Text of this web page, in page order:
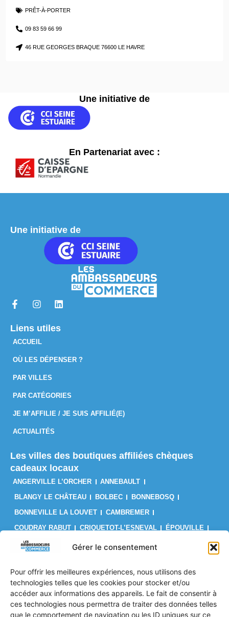
Gérer le consentement
Pour offrir les meilleures expériences, nous utilisons des
technologies telles que les cookies pour stocker et/ou
accéder aux informations des appareils. Le fait de consentir à
ces technologies nous permettra de traiter des données telles
que le comportement de navigation ou les ID uniques sur ce
PRÊT-À-PORTER
09 83 59 66 99
46 RUE GEORGES BRAQUE 76600 LE HAVRE
Une initiative de
En Partenariat avec :
Une initiative de
Liens utiles
ACCUEIL
OÙ LES DÉPENSER ?
PAR VILLES
PAR CATÉGORIES
JE M’AFFILIE / JE SUIS AFFILIÉ(E)
ACTUALITÉS
Les villes des boutiques affiliées chèques
cadeaux locaux
ANGERVILLE L’ORCHER
ANNEBAULT
BLANGY LE CHÂTEAU
BOLBEC
BONNEBOSQ
BONNEVILLE LA LOUVET
CAMBREMER
COUDRAY RABUT
CRIQUETOT-L’ESNEVAL
ÉPOUVILLE
FÉCAMP
FIRFOL GAINNEVILLE
GODERVILLE
GRUCHET-LE-VALASSE
LE BRÉVEDENT
LE HAVRE
LES AUTHIEUX SUR CALONNE
LILLEBONNE
LISIEUX
LIVAROT
MANNEVILLE-LA-GOUPIL
MONTIVILLIERS